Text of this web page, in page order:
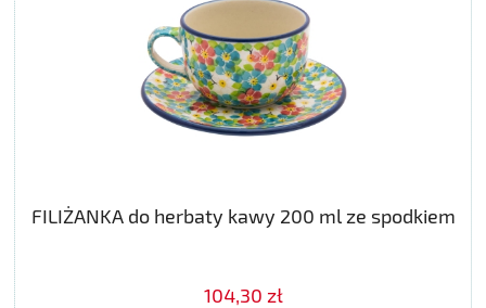
FILIŻANKA do herbaty kawy 200 ml ze spodkiem
104,30 zł